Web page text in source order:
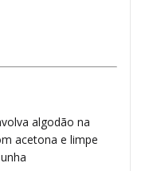
algodão na
acetona e limpe